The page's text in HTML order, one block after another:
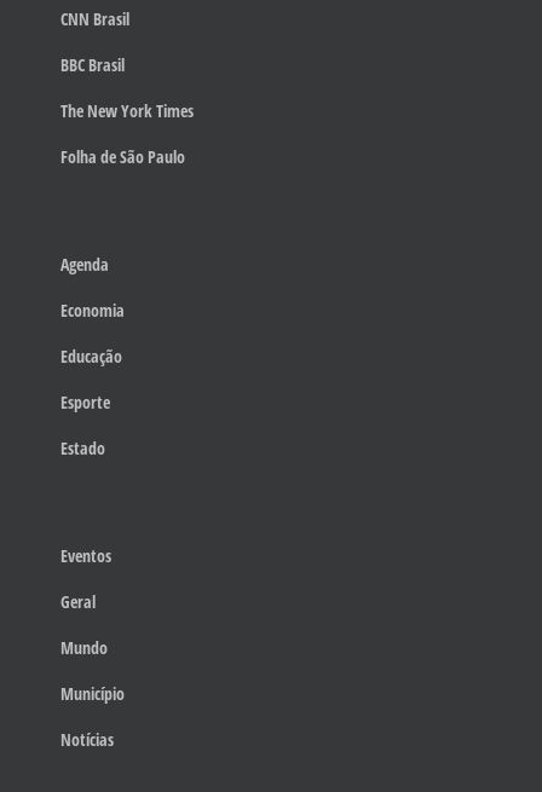
CNN Brasil
BBC Brasil
The New York Times
Folha de São Paulo
Agenda
Economia
Educação
Esporte
Estado
Eventos
Geral
Mundo
Município
Notícias